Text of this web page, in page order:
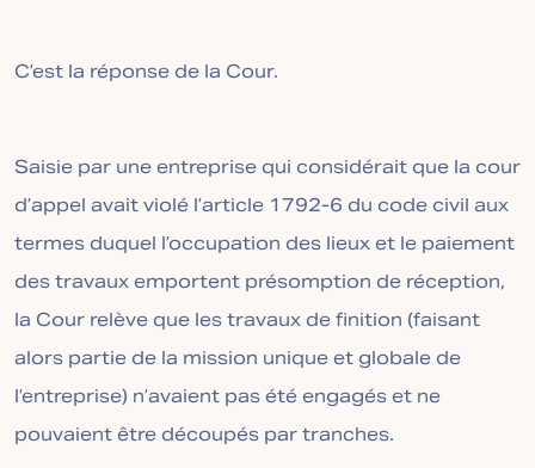
C’est la réponse de la Cour.
Saisie par une entreprise qui considérait que la cour
d’appel avait violé l’article 1792-6 du code civil aux
termes duquel l’occupation des lieux et le paiement
des travaux emportent présomption de réception,
la Cour relève que les travaux de finition (faisant
alors partie de la mission unique et globale de
l’entreprise) n’avaient pas été engagés et ne
pouvaient être découpés par tranches.